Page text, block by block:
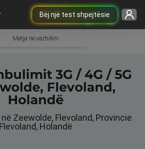
Bëj një test shpejtësie
Matja në vazhdim
3G / 4G / 5G
Flevoland,
Holandë
Zeewolde, Flevoland, Provincie
Flevoland, Holandë